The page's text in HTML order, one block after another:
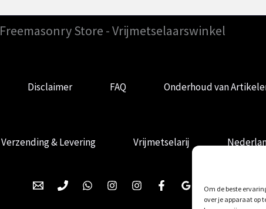
Om de beste
over je apparaat op
Freemasonry Store - Vrijmetselaarswinkel
Disclaimer FAQ Onderhoud van
Verzending & Levering Vrijmetselarij